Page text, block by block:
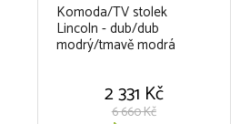
Komoda/TV stolek
Lincoln - dub/dub
modrý/tmavě modrá
2 331 Kč
6 660 Kč